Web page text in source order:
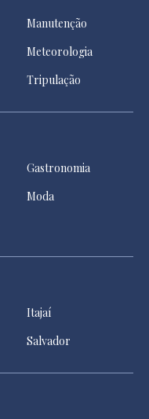
Manutenção
Meteorologia
Tripulação
Gastronomia
Moda
Itajaí
Salvador